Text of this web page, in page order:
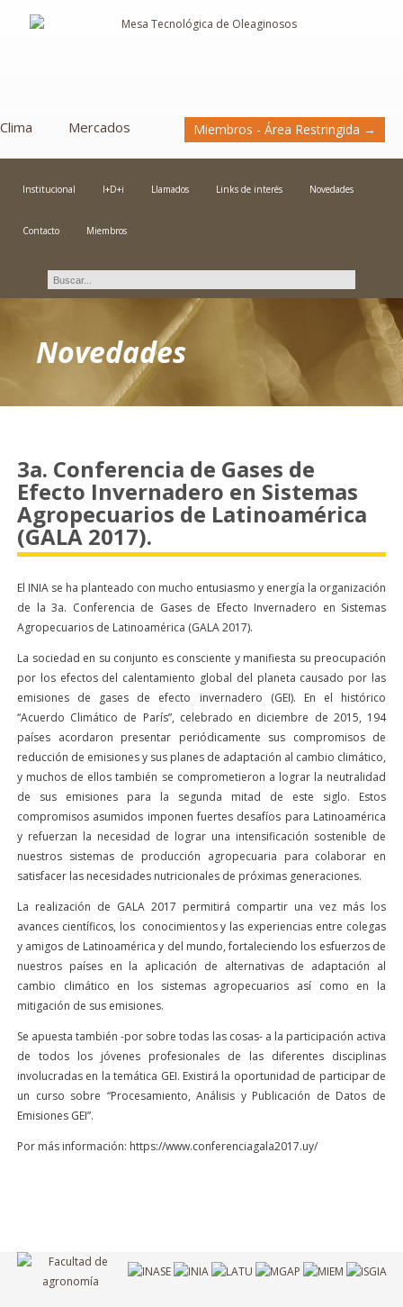
Clima Mercados Miembros - Área Restringida →
Institucional I+D+i Llamados Links de interés Novedades
Contacto Miembros
Novedades
3a. Conferencia de Gases de
Efecto Invernadero en Sistemas
Agropecuarios de Latinoamérica
(GALA 2017).
El INIA se ha planteado con mucho entusiasmo y energía la organización
de la 3a. Conferencia de Gases de Efecto Invernadero en Sistemas
Agropecuarios de Latinoamérica (GALA 2017).
​La sociedad en su conjunto es consciente y manifiesta su preocupación
por los efectos del calentamiento global del planeta causado por las
emisiones de gases de efecto invernadero (GEI). En el histórico
“Acuerdo Climático de París”, celebrado en diciembre de 2015, 194
países acordaron presentar periódicamente sus compromisos de
reducción de emisiones y sus planes de adaptación al cambio climático,
y muchos de ellos también se comprometieron a lograr la neutralidad
de sus emisiones para la segunda mitad de este siglo. Estos
compromisos asumidos imponen fuertes desafíos para Latinoamérica
y refuerzan la necesidad de lograr una intensificación sostenible de
nuestros sistemas de producción agropecuaria para colaborar en
satisfacer las necesidades nutricionales de próximas generaciones.
La realización de GALA 2017 permitirá compartir una vez más los
avances científicos, los conocimientos y las experiencias entre colegas
y amigos de Latinoamérica y del mundo, fortaleciendo los esfuerzos de
nuestros países en la aplicación de alternativas de adaptación al
cambio climático en los sistemas agropecuarios así como en la
mitigación de sus emisiones.
Se apuesta también -por sobre todas las cosas- a la participación activa
de todos los jóvenes profesionales de las diferentes disciplinas
involucradas en la temática GEI. Existirá la oportunidad de participar de
un curso sobre “Procesamiento, Análisis y Publicación de Datos de
Emisiones GEI”.
Por más información: https://www.conferenciagala2017.uy/